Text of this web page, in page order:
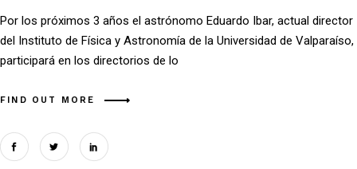
Por los próximos 3 años el astrónomo Eduardo Ibar, actual director
del Instituto de Física y Astronomía de la Universidad de Valparaíso,
participará en los directorios de lo
FIND OUT MORE